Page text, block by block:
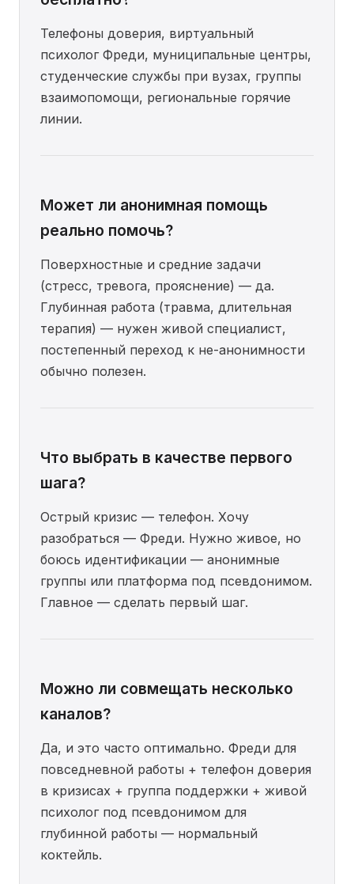
Телефоны доверия, виртуальный
психолог Фреди, муниципальные центры,
студенческие службы при вузах, группы
взаимопомощи, региональные горячие
линии.
Может ли анонимная помощь
реально помочь?
Поверхностные и средние задачи
(стресс, тревога, прояснение) — да.
Глубинная работа (травма, длительная
терапия) — нужен живой специалист,
постепенный переход к не-анонимности
обычно полезен.
Что выбрать в качестве первого
шага?
Острый кризис — телефон. Хочу
разобраться — Фреди. Нужно живое, но
боюсь идентификации — анонимные
группы или платформа под псевдонимом.
Главное — сделать первый шаг.
Можно ли совмещать несколько
каналов?
Да, и это часто оптимально. Фреди для
повседневной работы + телефон доверия
в кризисах + группа поддержки + живой
психолог под псевдонимом для
глубинной работы — нормальный
коктейль.